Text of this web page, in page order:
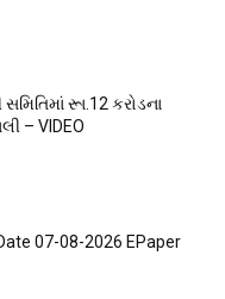
રૂા.12 કરોડના
– VIDEO
07-08-2026 EPaper